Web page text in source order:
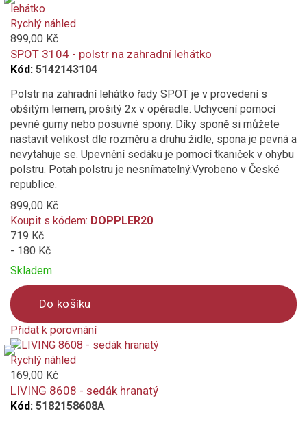
is
added
to
compare
Rychlý náhled
899,00 Kč
SPOT 3104 - polstr na zahradní lehátko
Kód: 5142143104
Polstr na zahradní lehátko řady SPOT je v provedení s
obšitým lemem, prošitý 2x v opěradle. Uchycení pomocí
pevné gumy nebo posuvné spony. Díky sponě si můžete
nastavit velikost dle rozměru a druhu židle, spona je pevná a
nevytahuje se. Upevnění sedáku je pomocí tkaniček v ohybu
polstru. Potah polstru je nesnímatelný.Vyrobeno v České
republice.
899,00 Kč
Koupit s kódem: DOPPLER20
719 Kč
- 180 Kč
Skladem
Do košíku
Přidat k porovnání
Product
is
added
to
compare
Rychlý náhled
169,00 Kč
LIVING 8608 - sedák hranatý
Kód: 5182158608A